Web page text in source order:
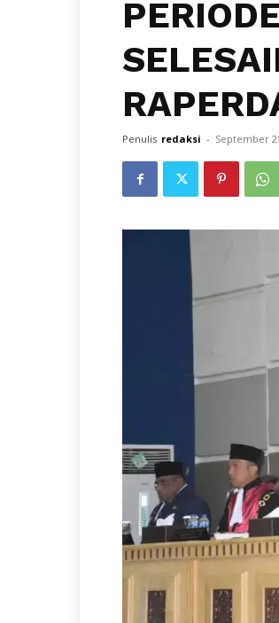
Penulis redaksi - September